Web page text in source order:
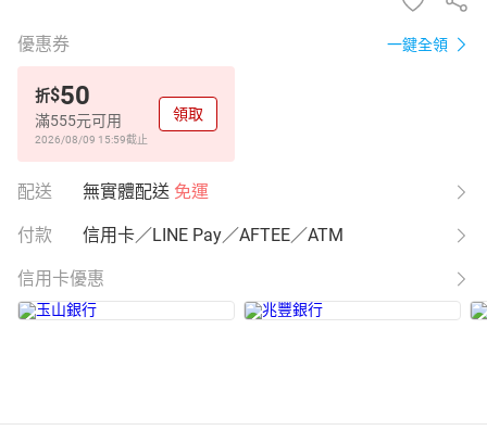
優惠券 一鍵全領
折$50
滿555元可用
2026/08/09 15:59截止
領取
配送 無實體配送 免運
付款 信用卡／LINE Pay／AFTEE／ATM
信用卡優惠